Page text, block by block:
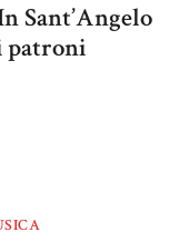
Sant’Angelo
patroni